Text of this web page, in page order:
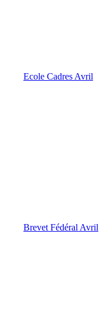
Ecole Cadres Avril
Brevet Fédéral Avril